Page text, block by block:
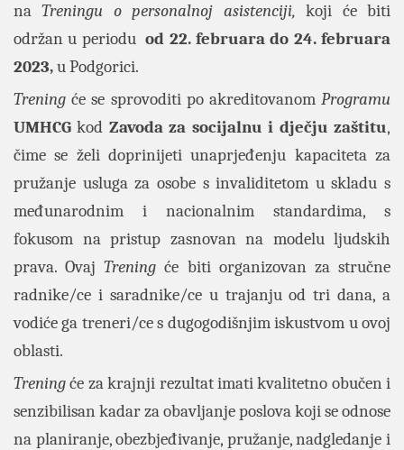
naTreningu o personalnoj asistenciji, koji će biti
održan u perioduod 22. februara do 24. februara
2023,u Podgorici.
Treningće se sprovoditi po akreditovanomProgramu
UMHCG kod Zavoda za socijalnu i dječju zaštitu,
čime se želi doprinijeti unaprjeđenju kapaciteta za
pružanje usluga za osobe s invaliditetom u skladu s
međunarodnim i nacionalnim standardima, s
fokusom na pristup zasnovan na modelu ljudskih
prava. OvajTrening će biti organizovan za stručne
radnike/ce i saradnike/ce u trajanju od tri dana, a
vodiće ga treneri/ce s dugogodišnjim iskustvom u ovoj
oblasti.
Treningće za krajnji rezultat imati kvalitetno obučen i
senzibilisan kadar za obavljanje poslova koji se odnose
na planiranje, obezbjeđivanje, pružanje, nadgledanje i